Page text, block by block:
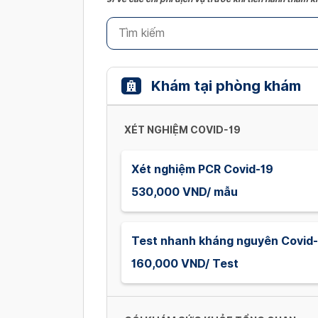
Khám tại phòng khám
XÉT NGHIỆM COVID-19
Xét nghiệm PCR Covid-19
530,000 VND/ mẫu
Test nhanh kháng nguyên
160,000 VND/ Test